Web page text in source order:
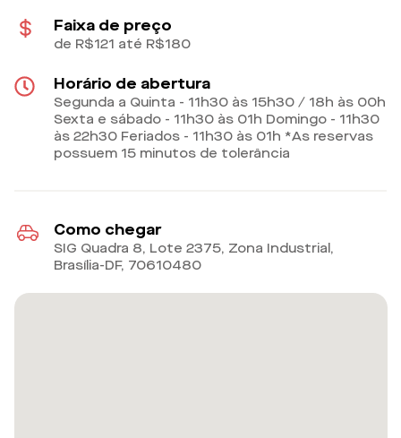
Faixa de preço
de R$121 até R$180
Horário de abertura
Segunda a Quinta - 11h30 às 15h30 / 18h às 00h
Sexta e sábado - 11h30 às 01h Domingo - 11h30
às 22h30 Feriados - 11h30 às 01h *As reservas
possuem 15 minutos de tolerância
Como chegar
SIG Quadra 8, Lote 2375, Zona Industrial,
Brasília-DF, 70610480